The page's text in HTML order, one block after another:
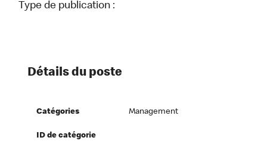
Type de publication :
Détails du poste
Catégories Management
ID de catégorie